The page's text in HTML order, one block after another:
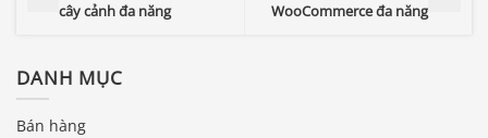
cây cảnh đa năng
WooCommerce đa năng
DANH MỤC
Bán hàng